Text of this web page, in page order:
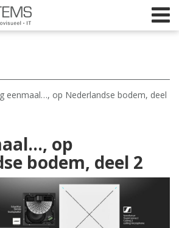
Home
Beeld
Geluid
IT
eenmaal…, op Nederlandse bodem, deel
op
bodem, deel 2